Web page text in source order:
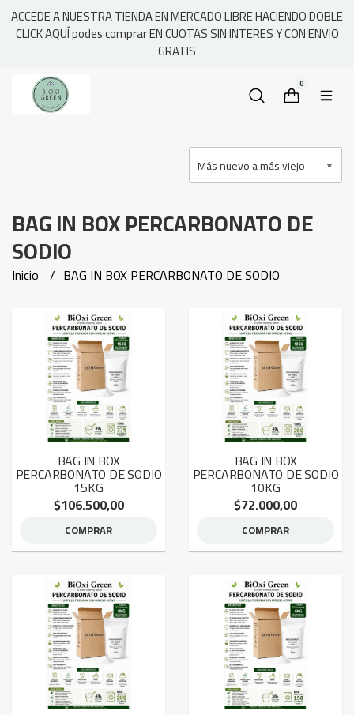
ACCEDE A NUESTRA TIENDA EN MERCADO LIBRE HACIENDO DOBLE
CLICK AQUÍ podes comprar EN CUOTAS SIN INTERES Y CON ENVIO
GRATIS
0
BAG IN BOX PERCARBONATO DE
SODIO
Inicio BAG IN BOX PERCARBONATO DE SODIO
BAG IN BOX
PERCARBONATO DE SODIO
15KG
$106.500,00
COMPRAR
BAG IN BOX
PERCARBONATO DE SODIO
10KG
$72.000,00
COMPRAR